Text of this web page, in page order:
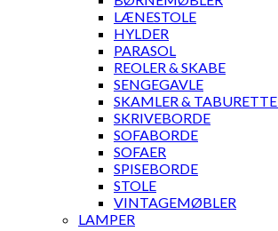
LÆNESTOLE
HYLDER
PARASOL
REOLER & SKABE
SENGEGAVLE
SKAMLER &
SKRIVEBORDE
SOFABORDE
SOFAER
SPISEBORDE
STOLE
VINTAGEMØBLER
LAMPER